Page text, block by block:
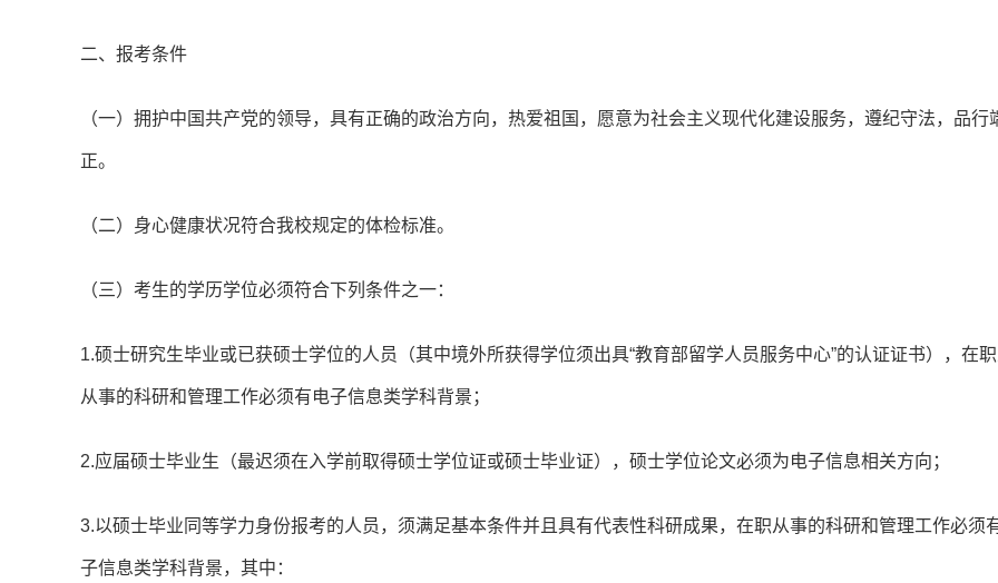
二、报考条件
（一）拥护中国共产党的领导，具有正确的政治方向，热爱祖国，愿意为社会主义现代化建设服务，遵纪守法，品行
正。
（二）身心健康状况符合我校规定的体检标准。
（三）考生的学历学位必须符合下列条件之一：
1.硕士研究生毕业或已获硕士学位的人员（其中境外所获得学位须出具“教育部留学人员服务中心”的认证证书），在
从事的科研和管理工作必须有电子信息类学科背景；
2.应届硕士毕业生（最迟须在入学前取得硕士学位证或硕士毕业证），硕士学位论文必须为电子信息相关方向；
3.以硕士毕业同等学力身份报考的人员，须满足基本条件并且具有代表性科研成果，在职从事的科研和管理工作必须
子信息类学科背景，其中：